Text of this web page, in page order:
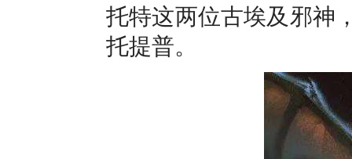
托特这两位古埃及邪
托提普。